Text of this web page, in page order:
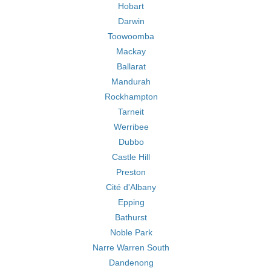
Hobart
Darwin
Toowoomba
Mackay
Ballarat
Mandurah
Rockhampton
Tarneit
Werribee
Dubbo
Castle Hill
Preston
Cité d'Albany
Epping
Bathurst
Noble Park
Narre Warren South
Dandenong